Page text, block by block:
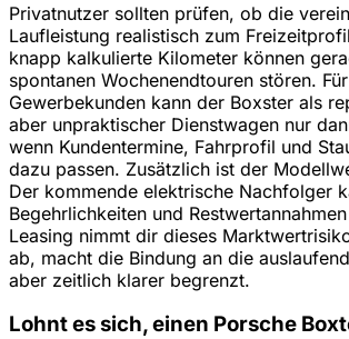
Privatnutzer sollten prüfen, ob die
Laufleistung realistisch zum
knapp kalkulierte Kilometer können
spontanen Wochenendtouren stören. Für
Gewerbekunden kann der Boxster als
aber unpraktischer Dienstwagen nur
wenn Kundentermine, Fahrprofil und
dazu passen. Zusätzlich ist der
Der kommende elektrische Nachfolger
Begehrlichkeiten und
Leasing nimmt dir dieses
ab, macht die Bindung an die
aber zeitlich klarer begrenzt.
Lohnt es sich, einen Porsche